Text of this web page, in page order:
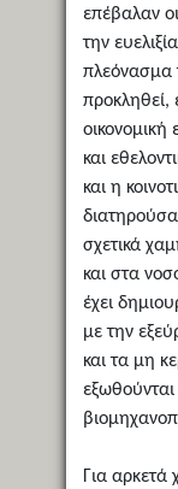
επέβαλαν
την
πλεόνασμα
προκληθεί,
και
και η
σχετικά
και στα
έχει
με την
και τα μη
Για αρκετά